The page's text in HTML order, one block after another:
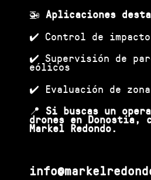
🚁 Aplicaciones
✔️ Control de
✔️ Supervisión de
eólicos
✔️ Evaluación de
📍 Si buscas un
drones en Donostia,
Markel Redondo.